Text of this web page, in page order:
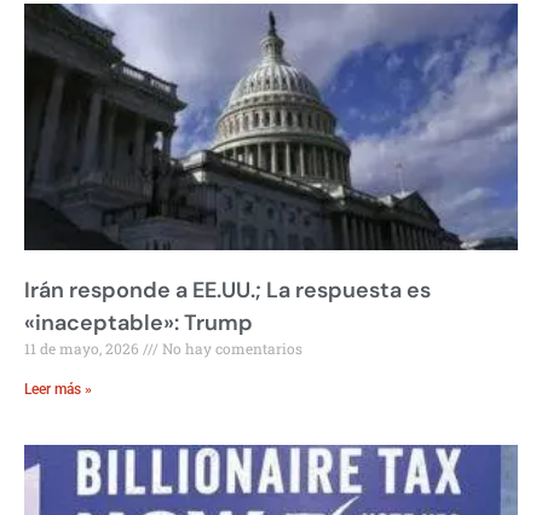
Irán responde a EE.UU.; La respuesta es
«inaceptable»: Trump
11 de mayo, 2026 No hay comentarios
Leer más »